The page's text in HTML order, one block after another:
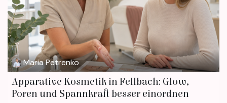
Maria Petrenko
Apparative Kosmetik in Fellbach: Glow,
Poren und Spannkraft besser einordnen